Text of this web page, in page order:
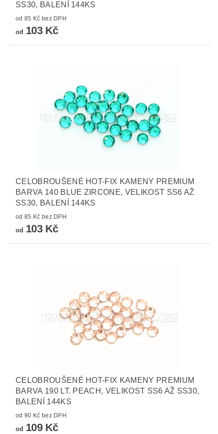
SS30, BALENÍ 144KS
od 85 Kč bez DPH
od 103 Kč
CELOBROUŠENÉ HOT-FIX KAMENY PREMIUM
BARVA 140 BLUE ZIRCONE, VELIKOST SS6 AŽ
SS30, BALENÍ 144KS
od 85 Kč bez DPH
od 103 Kč
CELOBROUŠENÉ HOT-FIX KAMENY PREMIUM
BARVA 190 LT. PEACH, VELIKOST SS6 AŽ SS30,
BALENÍ 144KS
od 90 Kč bez DPH
od 109 Kč